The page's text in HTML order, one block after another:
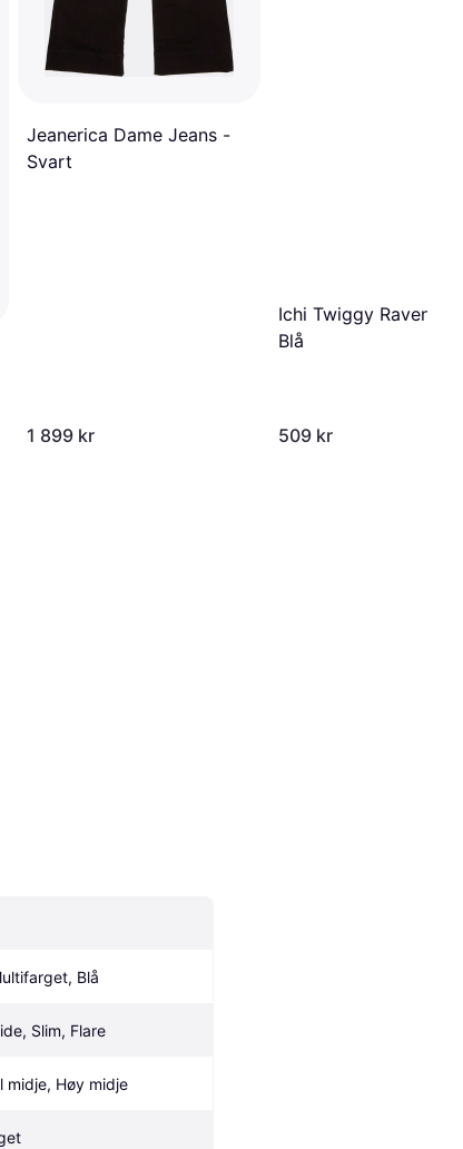
Jeanerica Dame Jeans -
Svart
1 899 kr
Ichi Twiggy Raven
Blå
509 kr
Blå
Slim, Flare
midje, Høy midje